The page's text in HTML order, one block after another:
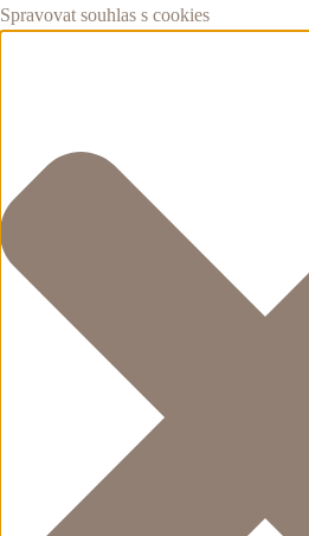
Spravovat souhlas s cookies